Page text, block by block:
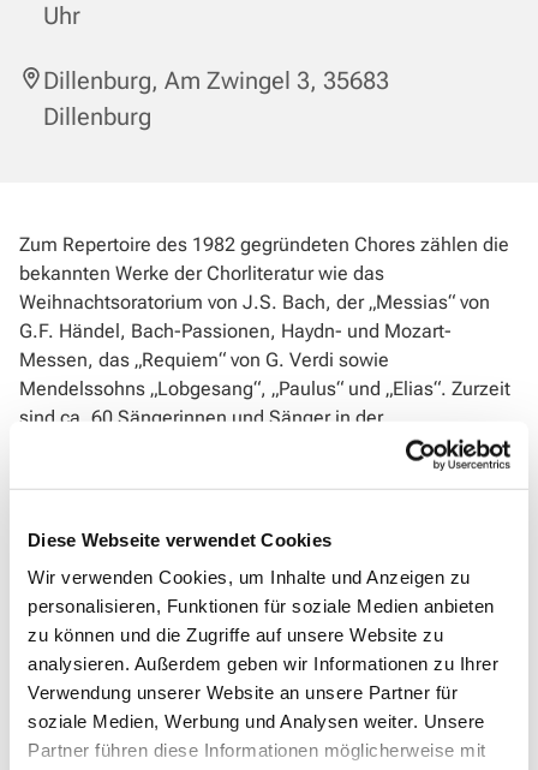
Diese Webseite verwendet Cookies
Wir verwenden Cookies, um Inhalte und Anzeigen zu
personalisieren, Funktionen für soziale Medien anbieten
zu können und die Zugriffe auf unsere Website zu
analysieren. Außerdem geben wir Informationen zu Ihrer
Verwendung unserer Website an unsere Partner für
soziale Medien, Werbung und Analysen weiter. Unsere
Partner führen diese Informationen möglicherweise mit
Uhr
Dillenburg, Am Zwingel 3, 35683
Dillenburg
Zum Repertoire des 1982 gegründeten Chores zählen die
bekannten Werke der Chorliteratur wie das
Weihnachtsoratorium von J.S. Bach, der „Messias“ von
G.F. Händel, Bach-Passionen, Haydn- und Mozart-
Messen, das „Requiem“ von G. Verdi sowie
Mendelssohns „Lobgesang“, „Paulus“ und „Elias“. Zurzeit
sind ca. 60 Sängerinnen und Sänger in der
Johanniskantorei aktiv. In der Regel finden pro Jahr zwei
Chor- und Orchesterkonzerte statt, ferner singt die
evangelischen Kirchengemeinde Dillenburg. Das
anderem durch Werke von Saint-Saëns („Oratorio de
Noël“), Palmeri („Misa a Buenos Aires“) und Fauré
(„Requiem“).
Seit 2014 leitet>Petra Denker die Johanniskantorei. Sie
studierte Kirchenmusik an der Hochschule für
Kirchenmusik in Herford/Westfalen (Abschluss: A-